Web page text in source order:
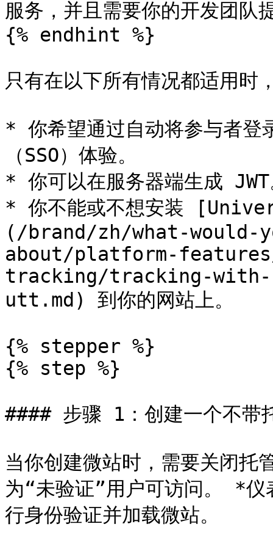
服务，并且需要你的开发团队
{% endhint %}
只有在以下所有情况都适用时
* 你希望通过自动将参与者登
（SSO）体验。
* 你可以在服务器端生成 JWT
* 你不能或不想安装
(/brand/zh/what-
about/platform-
tracking/tracking-
utt.md) 到你的网站上。
{% stepper %}
{% step %}
#### 步骤 1：创建一个不带
当你创建微站时，需要关闭托
为“未验证”用户可访问。 *
行身份验证并加载微站。